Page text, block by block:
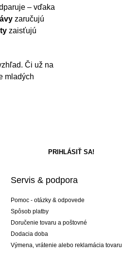
– vďaka
zaručujú
zaisťujú
Či už na
mladých
Servis & podpora
Pomoc - otázky & odpovede
Spôsob platby
Doručenie tovaru a poštovné
Dodacia doba
Výmena, vrátenie alebo reklamácia tovaru